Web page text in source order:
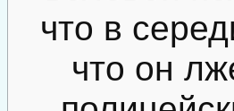
что в
что он